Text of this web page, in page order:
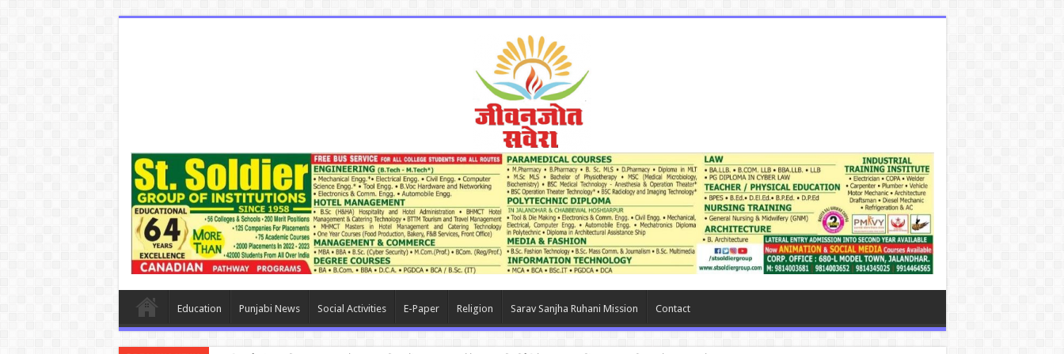
Education Punjabi News Social Activities E-Paper Religion Sarav Sanjha Ruhani Mission Contact